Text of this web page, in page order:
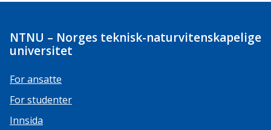
NTNU – Norges teknisk-naturvitenskapelige
universitet
For ansatte
For studenter
Innsida